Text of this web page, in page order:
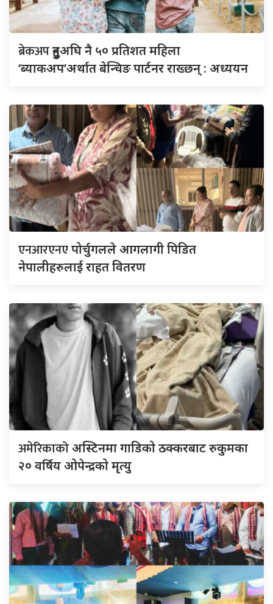
ब्रेकअपहुनुअघि नै ५० प्रतिशत महिला
‘ब्याकअप’अर्थात बेन्चिङ पार्टनर राख्छन् : अध्ययन
एनआरएनएपोर्चुगलले आगलागी पिडित
नेपालीहरुलाई राहत वितरण
अमेरिकाकोअस्टिनमा गाडिको ठक्करबाट रुकुमका
२० वर्षिय ओपेन्द्रको मृत्यु